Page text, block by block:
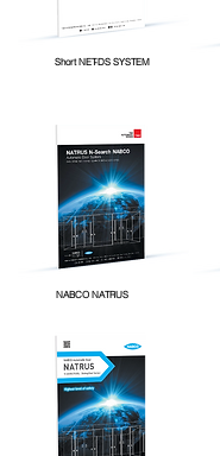
Short NET-DS SYSTEM
NABCO NATRUS